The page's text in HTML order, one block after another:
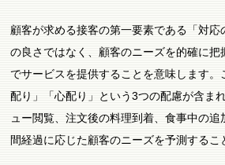
顧客が求める接客の第一要素である「対応
の良さではなく、顧客のニーズを的確に
でサービスを提供することを意味します
配り」「心配り」という3つの配慮が含ま
ュー閲覧、注文後の料理到着、食事中の
間経過に応じた顧客のニーズを予測するこ